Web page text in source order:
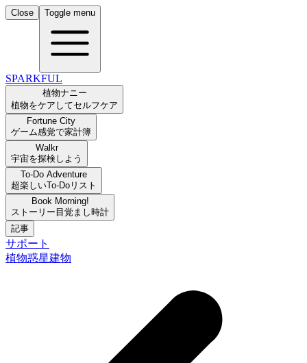
Close Toggle menu
SPARKFUL
植物ナニー
植物をケアしてセルフケア
Fortune City
ゲーム感覚で家計簿
Walkr
宇宙を探検しよう
To-Do Adventure
超楽しいTo-Doリスト
Book Morning!
ストーリー目覚まし時計
記事
サポート
植物惑星建物